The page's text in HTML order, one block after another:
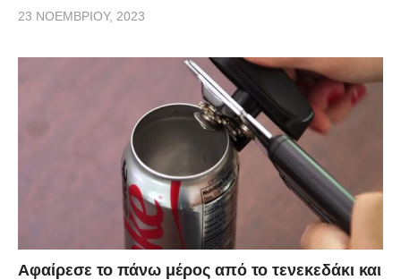
23 ΝΟΕΜΒΡΊΟΥ, 2023
Αφαίρεσε το πάνω μέρος από το τενεκεδάκι και